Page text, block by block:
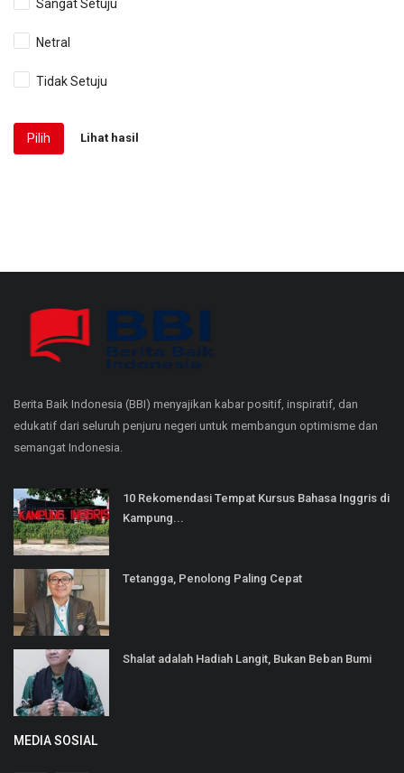
Sangat Setuju
Netral
Tidak Setuju
Pilih Lihat hasil
Berita Baik Indonesia (BBI) menyajikan kabar positif, inspiratif, dan
edukatif dari seluruh penjuru negeri untuk membangun optimisme dan
semangat Indonesia.
10 Rekomendasi Tempat Kursus Bahasa Inggris di
Kampung...
Tetangga, Penolong Paling Cepat
Shalat adalah Hadiah Langit, Bukan Beban Bumi
MEDIA SOSIAL